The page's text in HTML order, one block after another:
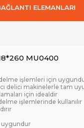
ELEMANLARI
MU0400
işlemleri için
delici makinelerle tam
için idealdir
işlemlerinde kullanılır
uygundur